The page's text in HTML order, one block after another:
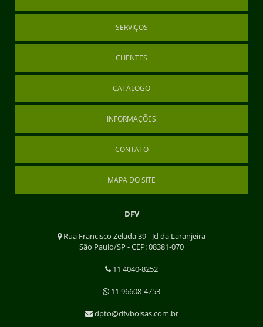
SERVIÇOS
CLIENTES
CATÁLOGO
INFORMAÇÕES
CONTATO
MAPA DO SITE
DFV
Rua Francisco Zelada 39 - Jd da Laranjeira
São Paulo/SP - CEP: 08381-070
11 4040-8252
11 96608-4753
dpto@dfvbolsas.com.br